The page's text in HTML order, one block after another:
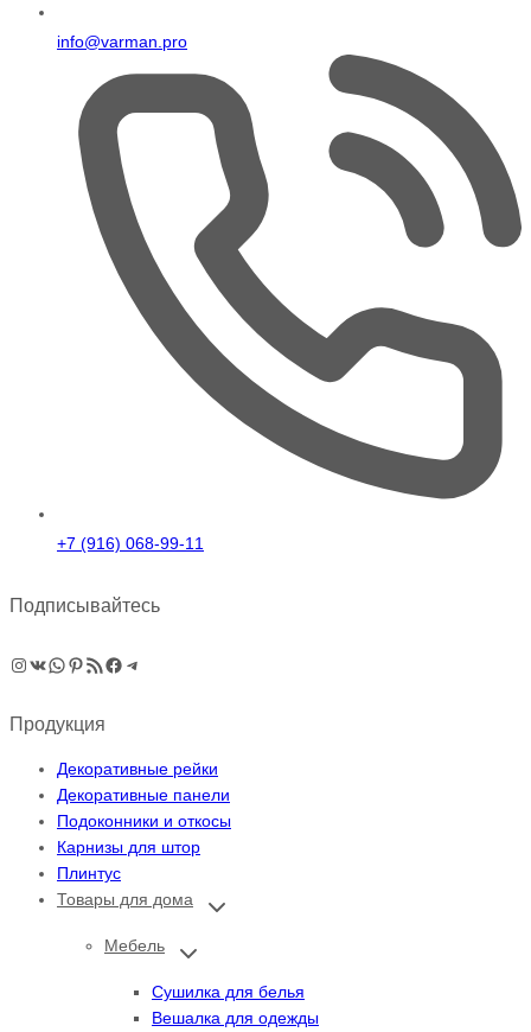
info@varman.pro
+7 (916) 068-99-11
Подписывайтесь
Instagram
ВКонтакте
WhatsApp
Pinterest
RSS-рассылка
Facebook
Telegram
Продукция
Декоративные рейки
Декоративные панели
Подоконники и откосы
Карнизы для штор
Плинтус
Товары для дома
Переключить
дочернее
Мебель
Переключить
дочернее
Сушилка для белья
Вешалка для одежды